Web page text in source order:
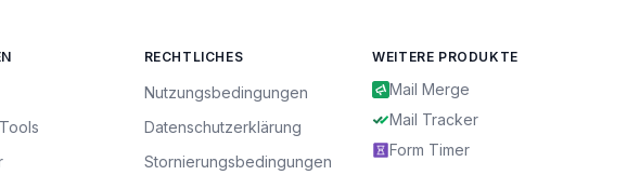
RECHTLICHES
Nutzungsbedingungen
Datenschutzerklärung
Stornierungsbedingungen
WEITERE PRODUKTE
Mail Merge
Mail Tracker
Form Timer